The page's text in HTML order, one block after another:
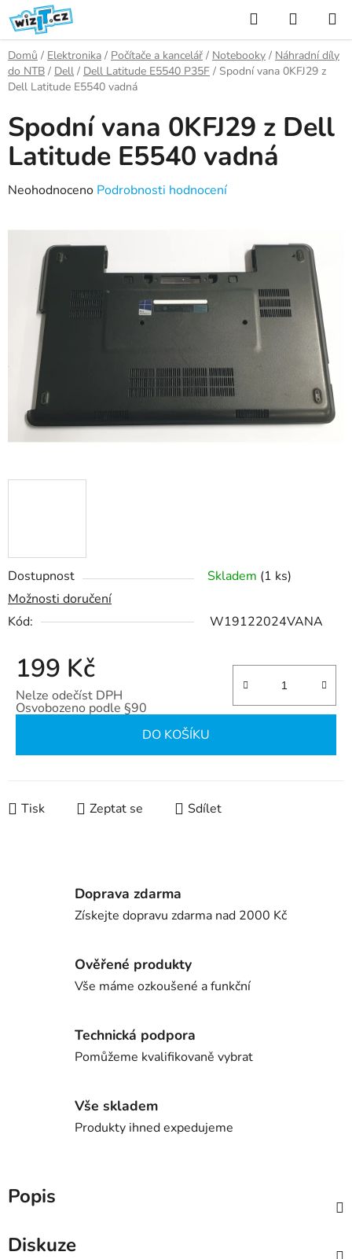
Přejít
na
obsah
Hledat
KOŠÍK
Domů / Elektronika / Počítače a kancelář / Notebooky / Náhradní díly
do NTB / Dell / Dell Latitude E5540 P35F / Spodní vana 0KFJ29 z
Dell Latitude E5540 vadná
Dostupnost Skladem (1 ks)
Možnosti doručení
Kód:
W19122024VANA
199 Kč
Nelze odečíst DPH
Osvobozeno podle §90
DO KOŠÍKU
Tisk Zeptat se Sdílet
Spodní vana 0KFJ29 z Dell
Latitude E5540 vadná
Průměrné
produktu
hvězdiček.
Neohodnoceno Podrobnosti hodnocení
Doprava zdarma
Získejte dopravu zdarma nad 2000 Kč
Ověřené produkty
Vše máme ozkoušené a funkční
Technická podpora
Pomůžeme kvalifikovaně vybrat
Vše skladem
Produkty ihned expedujeme
Popis
Diskuze